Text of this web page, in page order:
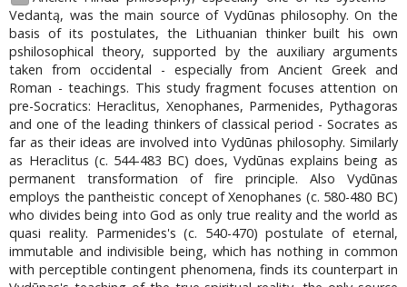
Vedantą, was the main source of Vydūnas philosophy. On the
basis of its postulates, the Lithuanian thinker built his own
pshilosophical theory, supported by the auxiliary arguments
taken from occidental - especially from Ancient Greek and
Roman - teachings. This study fragment focuses attention on
pre-Socratics: Heraclitus, Xenophanes, Parmenides, Pythagoras
and one of the leading thinkers of classical period - Socrates as
far as their ideas are involved into Vydūnas philosophy. Similarly
as Heraclitus (c. 544-483 BC) does, Vydūnas explains being as
permanent transformation of fire principle. Also Vydūnas
employs the pantheistic concept of Xenophanes (c. 580-480 BC)
who divides being into God as only true reality and the world as
quasi reality. Parmenides's (c. 540-470) postulate of eternal,
immutable and indivisible being, which has nothing in common
with perceptible contingent phenomena, finds its counterpart in